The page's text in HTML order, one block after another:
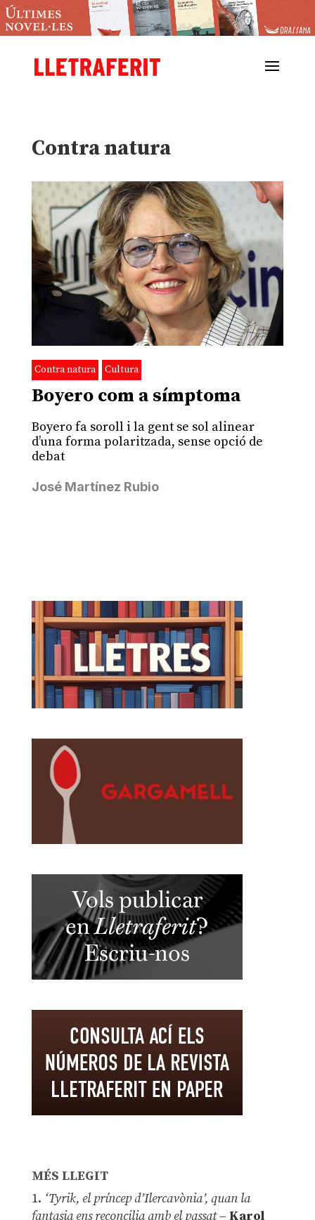
Contra natura
Contra natura Cultura
Boyero com a símptoma
Boyero fa soroll i la gent se sol alinear
d’una forma polaritzada, sense opció de
debat
José Martínez Rubio
MÉS LLEGIT
1. ‘Tyrik, el príncep d’Ilercavònia’, quan la
fantasia ens reconcilia amb el passat– Karol